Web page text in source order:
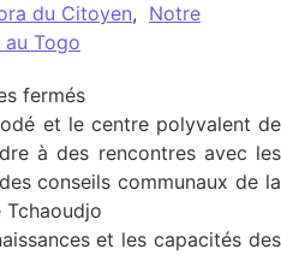
du Citoyen, Notre
Togo
ferméssur Résilience des
et le centre polyvalent de
à des rencontres avec les
conseils communaux de la
Tchaoudjo
et les capacités des